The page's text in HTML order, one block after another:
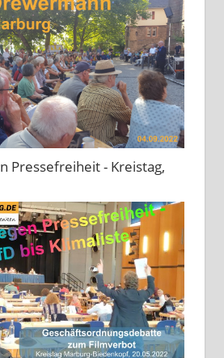
Pressefreiheit - Kreistag,